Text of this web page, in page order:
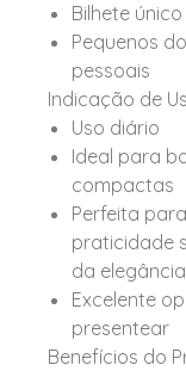
Bilhete único
Pequenos
pessoais
Indicação de
Uso diário
Ideal para
compactas
Perfeita
praticidade
da elegância
Excelente
presentear
Benefícios do